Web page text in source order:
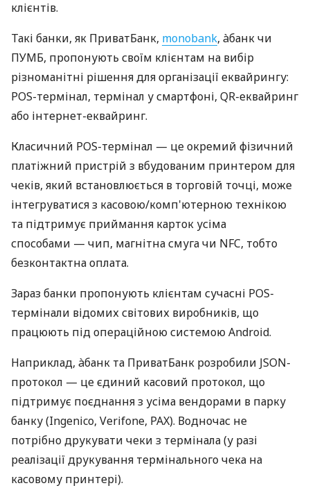
клієнтів.
Такі банки, як ПриватБанк, monobank, àбанк чи
ПУМБ, пропонують своїм клієнтам на вибір
різноманітні рішення для організації еквайрингу:
POS-термінал, термінал у смартфоні, QR-еквайринг
або інтернет-еквайринг.
Класичний POS-термінал — це окремий фізичний
платіжний пристрій з вбудованим принтером для
чеків, який встановлюється в торговій точці, може
інтегруватися з касовою/комп'ютерною технікою
та підтримує приймання карток усіма
способами — чип, магнітна смуга чи NFC, тобто
безконтактна оплата.
Зараз банки пропонують клієнтам сучасні POS-
термінали відомих світових виробників, що
працюють під операційною системою Android.
Наприклад, àбанк та ПриватБанк розробили JSON-
протокол — це єдиний касовий протокол, що
підтримує поєднання з усіма вендорами в парку
банку (Ingenico, Verifone, PAX). Водночас не
потрібно друкувати чеки з термінала (у разі
реалізації друкування термінального чека на
касовому принтері).